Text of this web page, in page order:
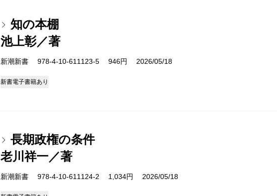
知の本棚
池上彰／著
新潮新書 978-4-10-611123-5 946円 2026/05/18
新書電子書籍あり
長期政権の条件
老川祥一／著
新潮新書 978-4-10-611124-2 1,034円 2026/05/18